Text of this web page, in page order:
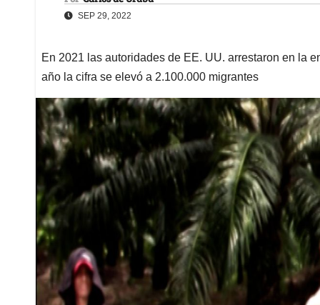
SEP 29, 2022
En 2021 las autoridades de EE. UU. arrestaron en la
año la cifra se elevó a 2.100.000 migrantes